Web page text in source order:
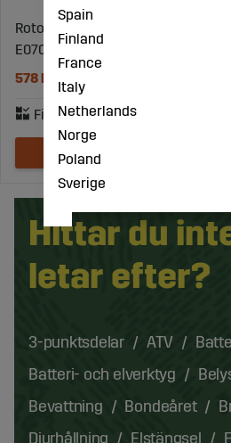
Rotorharvtand Höger -
E070246
578 kr
Hittar du
letar efter?
3-punktsdelar ATV
Batteri- och elverktyg
Bevattning
Bondeåret
Djurhållning
Elstängsel
Spain
Finland
France
Italy
Netherlands
Norge
Poland
Sverige